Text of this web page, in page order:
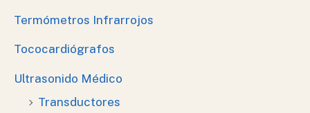
Termómetros Infrarrojos
Tococardiógrafos
Ultrasonido Médico
Transductores